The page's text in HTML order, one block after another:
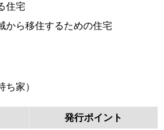
住宅
から移住するための住宅
家）
発行ポイント